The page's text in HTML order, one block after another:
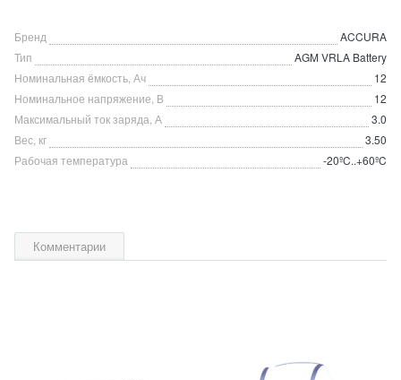
Бренд
ACCURA
Тип
AGM VRLA Battery
Номинальная ёмкость, Ач
12
Номинальное напряжение, В
12
Максимальный ток заряда, А
3.0
Вес, кг
3.50
Рабочая температура
-20ºC..+60ºC
Комментарии